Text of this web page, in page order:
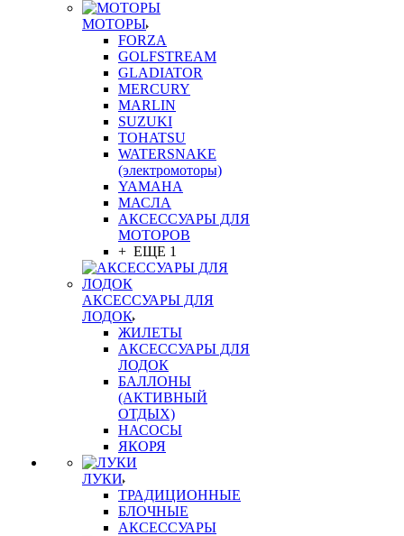
МОТОРЫ
FORZA
GOLFSTREAM
GLADIATOR
MERCURY
MARLIN
SUZUKI
TOHATSU
WATERSNAKE
(электромоторы)
YAMAHA
МАСЛА
АКСЕССУАРЫ ДЛЯ
МОТОРОВ
+ ЕЩЕ 1
АКСЕССУАРЫ ДЛЯ
ЛОДОК
ЖИЛЕТЫ
АКСЕССУАРЫ ДЛЯ
ЛОДОК
БАЛЛОНЫ
(АКТИВНЫЙ
ОТДЫХ)
НАСОСЫ
ЯКОРЯ
ЛУКИ
ТРАДИЦИОННЫЕ
БЛОЧНЫЕ
АКСЕССУАРЫ